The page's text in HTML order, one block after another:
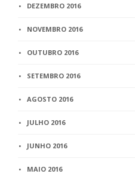
DEZEMBRO 2016
NOVEMBRO 2016
OUTUBRO 2016
SETEMBRO 2016
AGOSTO 2016
JULHO 2016
JUNHO 2016
MAIO 2016